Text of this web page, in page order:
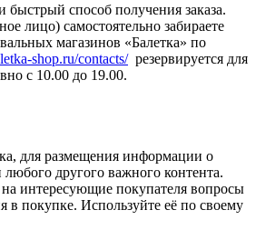
способ получения заказа.
лицо) самостоятельно забираете
магазинов «Балетка» по
shop.ru/contacts/резервируется для
с 10.00 до 19.00.
для размещения информации о
любого другого важного контента.
интересующие покупателя вопросы
в покупке. Используйте её по своему